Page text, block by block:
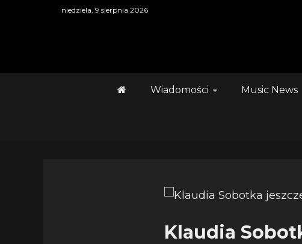
niedziela, 9 sierpnia 2026
Wiadomości Music News
Klaudia